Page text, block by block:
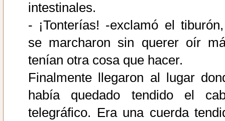
intestinales.
- ¡Tonterías! -exclamó el
se marcharon sin querer oír
tenían otra cosa que hacer.
Finalmente llegaron al lugar
había quedado tendido el
telegráfico. Era una cuerda